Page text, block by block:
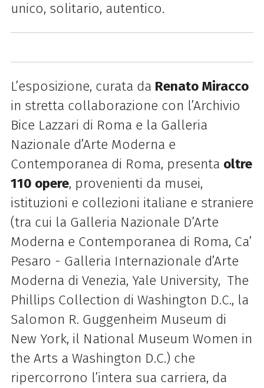
unico, solitario, autentico.
L’esposizione, curata da Renato Miracco
in stretta collaborazione con l’Archivio
Bice Lazzari di Roma e la Galleria
Nazionale d’Arte Moderna e
Contemporanea di Roma, presenta oltre
110 opere, provenienti da musei,
istituzioni e collezioni italiane e straniere
(tra cui la Galleria Nazionale D’Arte
Moderna e Contemporanea di Roma, Ca’
Pesaro - Galleria Internazionale d’Arte
Moderna di Venezia, Yale University, The
Phillips Collection di Washington D.C., la
Salomon R. Guggenheim Museum di
New York, il National Museum Women in
the Arts a Washington D.C.) che
ripercorrono l’intera sua carriera, da